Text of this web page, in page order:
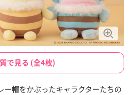
で見る (全4枚)
ー帽をかぶったキャラクターたちの